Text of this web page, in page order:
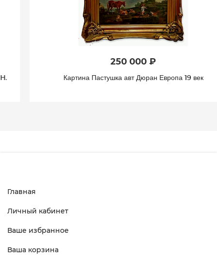
250 000 ₽
Картина Пастушка авт Дюран Европа 19 век
Главная
Личный кабинет
Ваше избранное
Ваша корзина